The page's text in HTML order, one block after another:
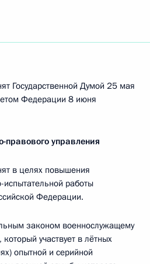
Государственной Думой 25 мая
Федерации 8 июня
правового управления
в целях повышения
испытательной работы
Федерации.
законом военнослужащему
участвует в лётных
опытной и серийной